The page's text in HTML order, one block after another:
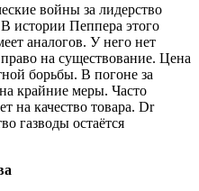
войны за лидерство
истории Пеппера этого
аналогов. У него нет
на существование. Цена
борьбы. В погоне за
крайние меры. Часто
на качество товара. Dr
газводы остаётся